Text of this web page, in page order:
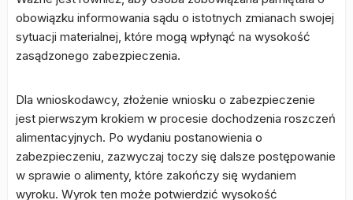
obowiązku informowania sądu o istotnych zmianach swojej
sytuacji materialnej, które mogą wpłynąć na wysokość
zasądzonego zabezpieczenia.
Dla wnioskodawcy, złożenie wniosku o zabezpieczenie
jest pierwszym krokiem w procesie dochodzenia roszczeń
alimentacyjnych. Po wydaniu postanowienia o
zabezpieczeniu, zazwyczaj toczy się dalsze postępowanie
w sprawie o alimenty, które zakończy się wydaniem
wyroku. Wyrok ten może potwierdzić wysokość